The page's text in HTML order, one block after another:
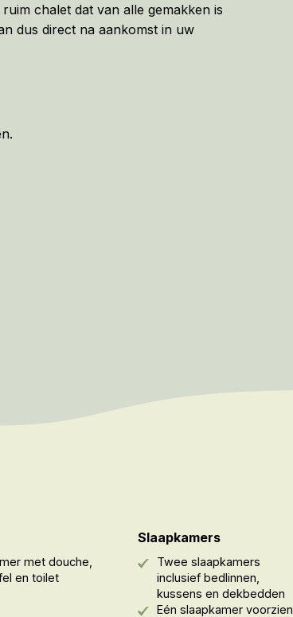
chalet dat van alle gemakken is
dus direct na aankomst in uw
met douche,
en toilet
Slaapkamers
Twee slaapkamers
inclusief bedlinnen,
kussens en dekbedden
Eén slaapkamer voorzien